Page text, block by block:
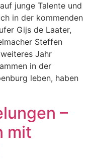
junge Talente und
in der kommenden
Gijs de Laater,
Steffen
Jahr
in der
leben, haben
–
mit